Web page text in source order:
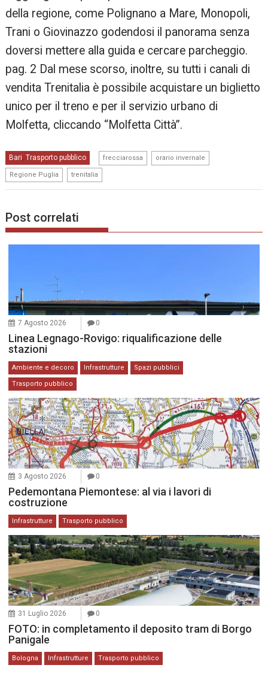
della regione, come Polignano a Mare, Monopoli,
Trani o Giovinazzo godendosi il panorama senza
doversi mettere alla guida e cercare parcheggio.
pag. 2 Dal mese scorso, inoltre, su tutti i canali di
vendita Trenitalia è possibile acquistare un biglietto
unico per il treno e per il servizio urbano di
Molfetta, cliccando “Molfetta Città”.
Bari,Trasporto pubblico frecciarossa orario invernale
Regione Puglia trenitalia
Post correlati
7 Agosto 2026 0
Linea Legnago-Rovigo: riqualificazione delle
stazioni
Ambiente e decoro Infrastrutture Spazi pubblici
Trasporto pubblico
3 Agosto 2026 0
Pedemontana Piemontese: al via i lavori di
costruzione
Infrastrutture Trasporto pubblico
31 Luglio 2026 0
FOTO: in completamento il deposito tram di Borgo
Panigale
Bologna Infrastrutture Trasporto pubblico